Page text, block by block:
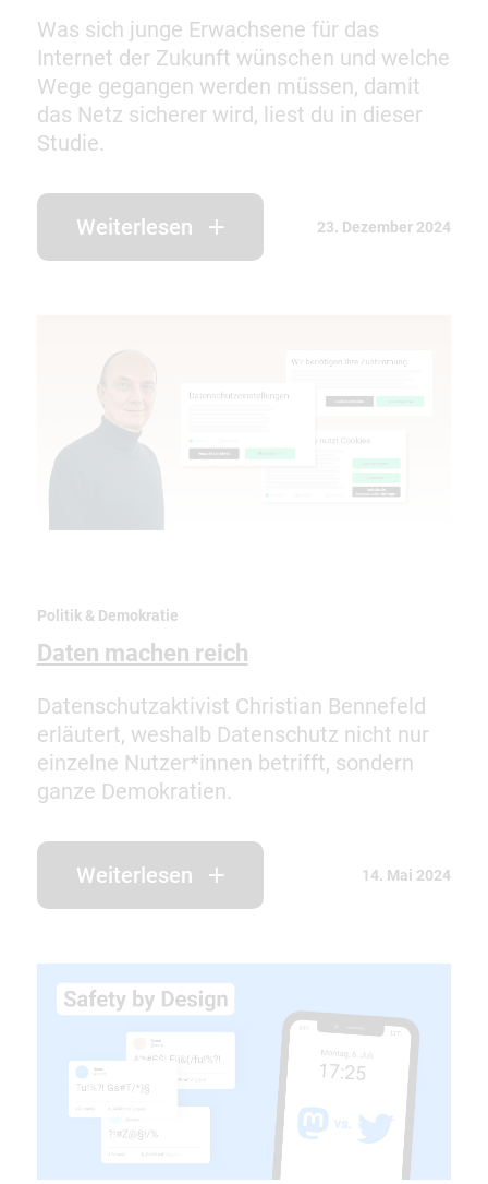
Was sich junge Erwachsene für das
Internet der Zukunft wünschen und welche
Wege gegangen werden müssen, damit
das Netz sicherer wird, liest du in dieser
Studie.
Weiterlesen 23. Dezember 2024
Politik & Demokratie
Daten machen reich
Datenschutzaktivist Christian Bennefeld
erläutert, weshalb Datenschutz nicht nur
einzelne Nutzer*innen betrifft, sondern
ganze Demokratien.
Weiterlesen 14. Mai 2024